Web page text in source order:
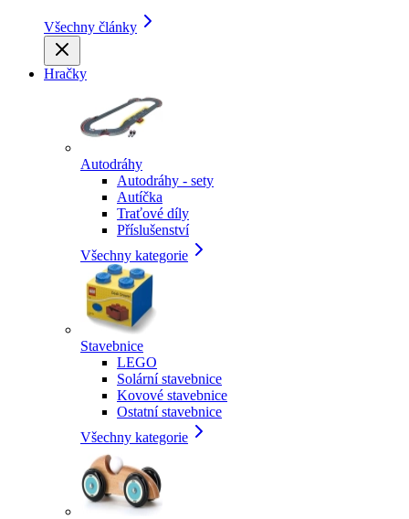
Všechny články
Hračky
Autodráhy
Autodráhy - sety
Autíčka
Traťové díly
Příslušenství
Všechny kategorie
Stavebnice
LEGO
Solární stavebnice
Kovové stavebnice
Ostatní stavebnice
Všechny kategorie